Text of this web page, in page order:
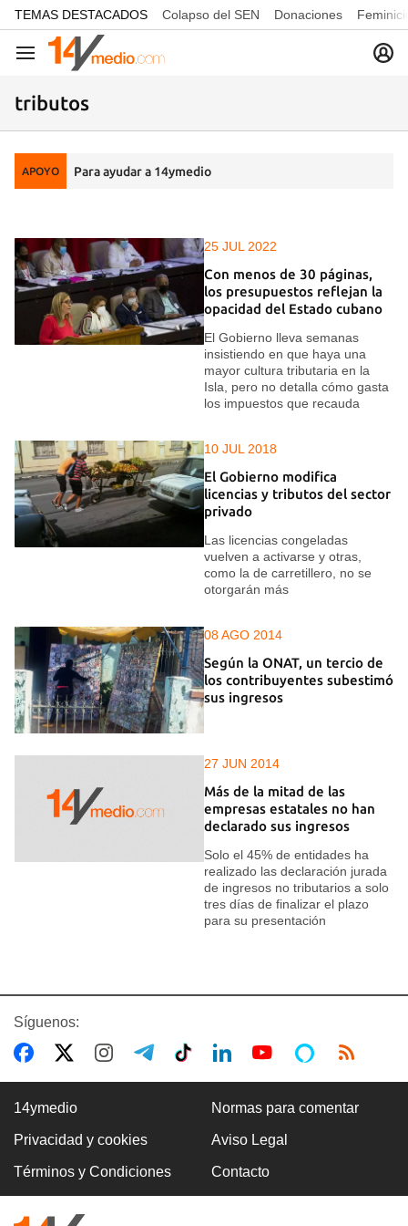
common.go-to-content
TEMAS DESTACADOS Colapso del SEN Donaciones
Navegación
tributos
APOYO Para ayudar a 14ymedio
25 JUL 2022
Con menos de 30 páginas,
los presupuestos reflejan la
opacidad del Estado cubano
El Gobierno lleva semanas
insistiendo en que haya una
mayor cultura tributaria en la
Isla, pero no detalla cómo gasta
los impuestos que recauda
10 JUL 2018
El Gobierno modifica
licencias y tributos del sector
privado
Las licencias congeladas
vuelven a activarse y otras,
como la de carretillero, no se
otorgarán más
08 AGO 2014
Según la ONAT, un tercio de
los contribuyentes subestimó
sus ingresos
27 JUN 2014
Más de la mitad de las
empresas estatales no han
declarado sus ingresos
Solo el 45% de entidades ha
realizado las declaración jurada
de ingresos no tributarios a solo
tres días de finalizar el plazo
para su presentación
Síguenos:
14ymedio Normas para comentar
Privacidad y cookies Aviso Legal
Términos y Condiciones Contacto